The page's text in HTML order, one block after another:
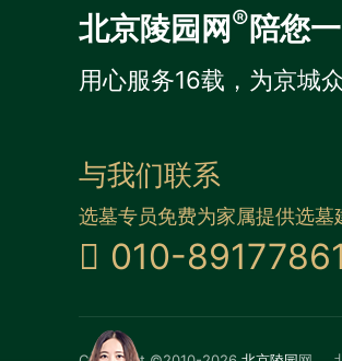
北京陵园网 ®陪您
用心服务16载，为京城
与我们联系
选墓专员免费为家属提供选墓
010-89177861